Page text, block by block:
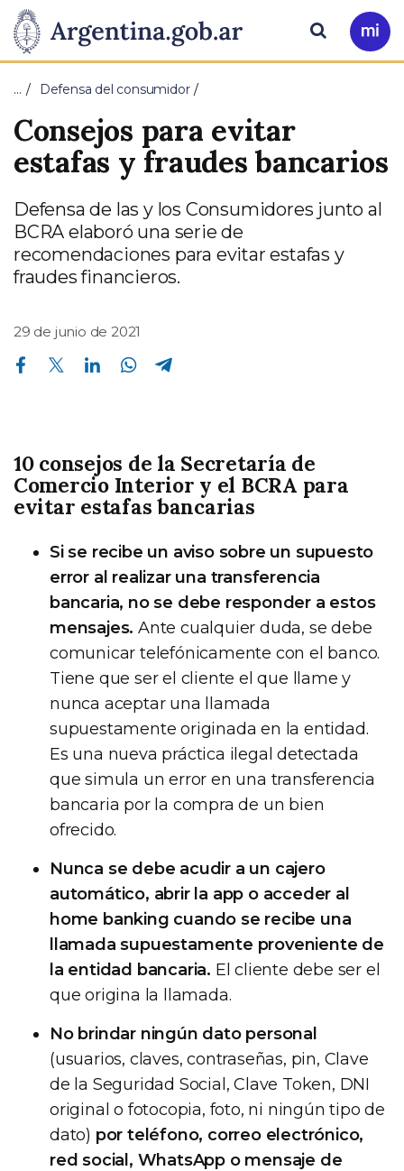
Presidencia
de
la
Nación
Pasar al contenido principal
Ir
a
Buscar
… Defensa del consumidor
Consejos para evitar
estafas y fraudes bancarios
Defensa de las y los Consumidores junto al
BCRA elaboró una serie de
recomendaciones para evitar estafas y
fraudes financieros.
29 de junio de 2021
Compartir en Facebook Compartir en Twitter Compartir en Linkedin Compartir en Whatsapp
10 consejos de la Secretaría de
Comercio Interior y el BCRA para
evitar estafas bancarias
Si se recibe un aviso sobre un supuesto
error al realizar una transferencia
bancaria, no se debe responder a estos
mensajes. Ante cualquier duda, se debe
comunicar telefónicamente con el banco.
Tiene que ser el cliente el que llame y
nunca aceptar una llamada
supuestamente originada en la entidad.
Es una nueva práctica ilegal detectada
que simula un error en una transferencia
bancaria por la compra de un bien
ofrecido.
Nunca se debe acudir a un cajero
automático, abrir la app o acceder al
home banking cuando se recibe una
llamada supuestamente proveniente de
la entidad bancaria. El cliente debe ser el
que origina la llamada.
No brindar ningún dato personal
(usuarios, claves, contraseñas, pin, Clave
de la Seguridad Social, Clave Token, DNI
original o fotocopia, foto, ni ningún tipo de
dato) por teléfono, correo electrónico,
red social, WhatsApp o mensaje de